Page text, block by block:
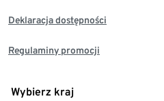
Deklaracja dostępności
Regulaminy promocji
Wybierz kraj